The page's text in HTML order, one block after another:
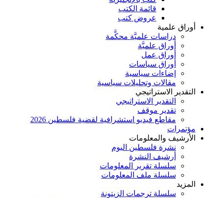
قائمة الكتب
عروض كتب
أوراق علمية
دراسات علميَّة محكَّمة
أوراق علميَّة
أوراق عمل
أوراق سياسات
إضاءات سياسية
مقالات وتحليلات سياسية
التقدير الاستراتيجي
التقدير الاستراتيجي
تقدير موقف
مقاطع فيديو استشرافية لقضية فلسطين 2026
مؤتمرات
الأرشيف والمعلومات
نشرة فلسطين اليوم
أرشيف النشرة
سلسلة تقرير المعلومات
سلسلة ملف المعلومات
المزيد
سلسلة ترجمات الزيتونة